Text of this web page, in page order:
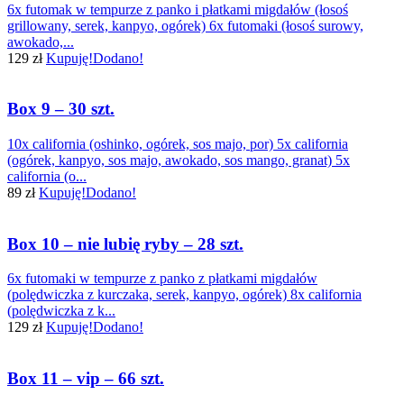
6x futomak w tempurze z panko i płatkami migdałów (łosoś
grillowany, serek, kanpyo, ogórek) 6x futomaki (łosoś surowy,
awokado,...
129 zł Kupuję!Dodano!
Box 9 – 30 szt.
10x california (oshinko, ogórek, sos majo, por) 5x california
(ogórek, kanpyo, sos majo, awokado, sos mango, granat) 5x
california (o...
89 zł Kupuję!Dodano!
Box 10 – nie lubię ryby – 28 szt.
6x futomaki w tempurze z panko z płatkami migdałów
(polędwiczka z kurczaka, serek, kanpyo, ogórek) 8x california
(polędwiczka z k...
129 zł Kupuję!Dodano!
Box 11 – vip – 66 szt.